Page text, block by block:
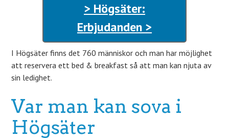
> Högsäter:
Erbjudanden >
I Högsäter finns det 760 människor och man har möjlighet
att reservera ett bed & breakfast så att man kan njuta av
sin ledighet.
Var man kan sova i
Högsäter